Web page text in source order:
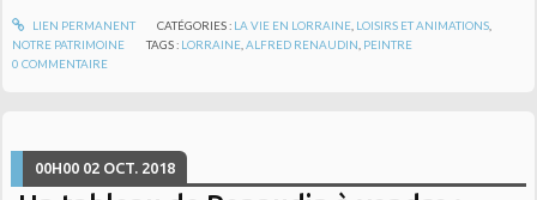
LIEN PERMANENT CATÉGORIES : LA VIE EN LORRAINE, LOISIRS ET ANIMATIONS,
NOTRE PATRIMOINE
TAGS : LORRAINE ,ALFRED RENAUDIN PEINTRE
0 COMMENTAIRE
00H00 02 OCT. 2018